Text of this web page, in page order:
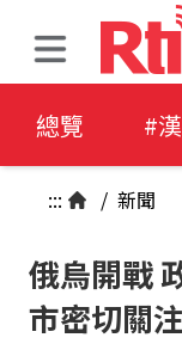
總覽 #
::: / 新聞
俄烏開戰
市密切關注